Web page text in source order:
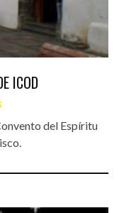
ICOD
del Espíritu